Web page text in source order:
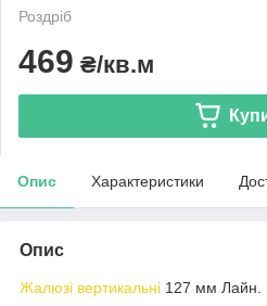
Роздріб
469 ₴/кв.м
Опис Характеристики
Опис
Жалюзі вертикальні 127 мм Лайн.